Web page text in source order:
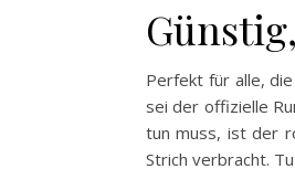
Perfekt für alle,
sei der offizielle
tun muss, ist der
Strich verbracht.